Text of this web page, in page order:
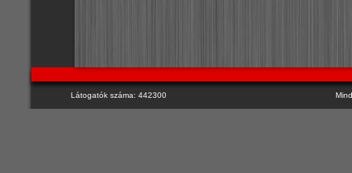
Látogatók száma: 442300